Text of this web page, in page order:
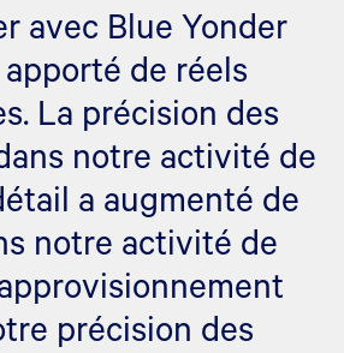
avec Blue Yonder
de réels
La précision des
notre activité de
a augmenté de
notre activité de
précision des